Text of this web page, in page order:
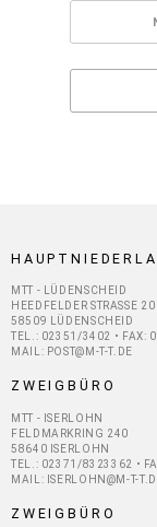
MTT - LÜDENSCHEID
HEEDFELDER STRASSE 20
58509 LÜDENSCHEID
TEL.: 02351/3402 • FAX:
MAIL: POST@M-T-T.DE
ZWEIGBÜRO
MTT - ISERLOHN
FELDMARKRING 240
58640 ISERLOHN
TEL.: 02371/8323362 •
MAIL: ISERLOHN@M-T-
ZWEIGBÜRO